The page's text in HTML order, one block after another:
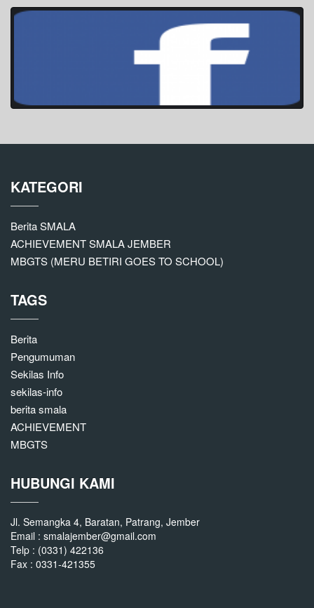
KATEGORI
Berita SMALA
ACHIEVEMENT SMALA JEMBER
MBGTS (MERU BETIRI GOES TO SCHOOL)
TAGS
Berita
Pengumuman
Sekilas Info
sekilas-info
berita smala
ACHIEVEMENT
MBGTS
HUBUNGI KAMI
Jl. Semangka 4, Baratan, Patrang, Jember
Email : smalajember@gmail.com
Telp : (0331) 422136
Fax : 0331-421355